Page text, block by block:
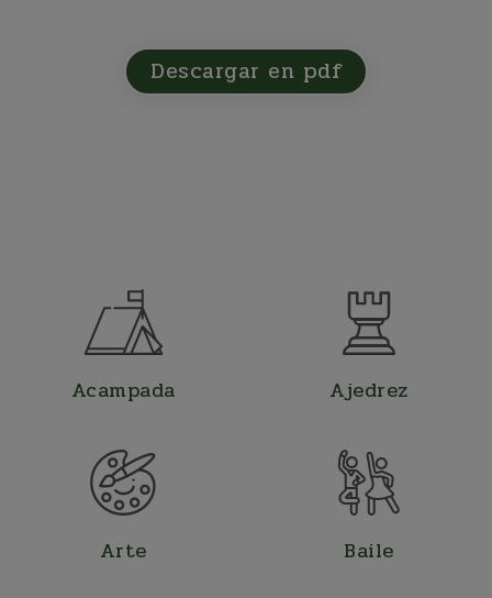
Descargar en pdf
Acampada Ajedrez
Arte Baile